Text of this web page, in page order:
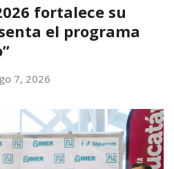
fortalece su
el programa
7, 2026